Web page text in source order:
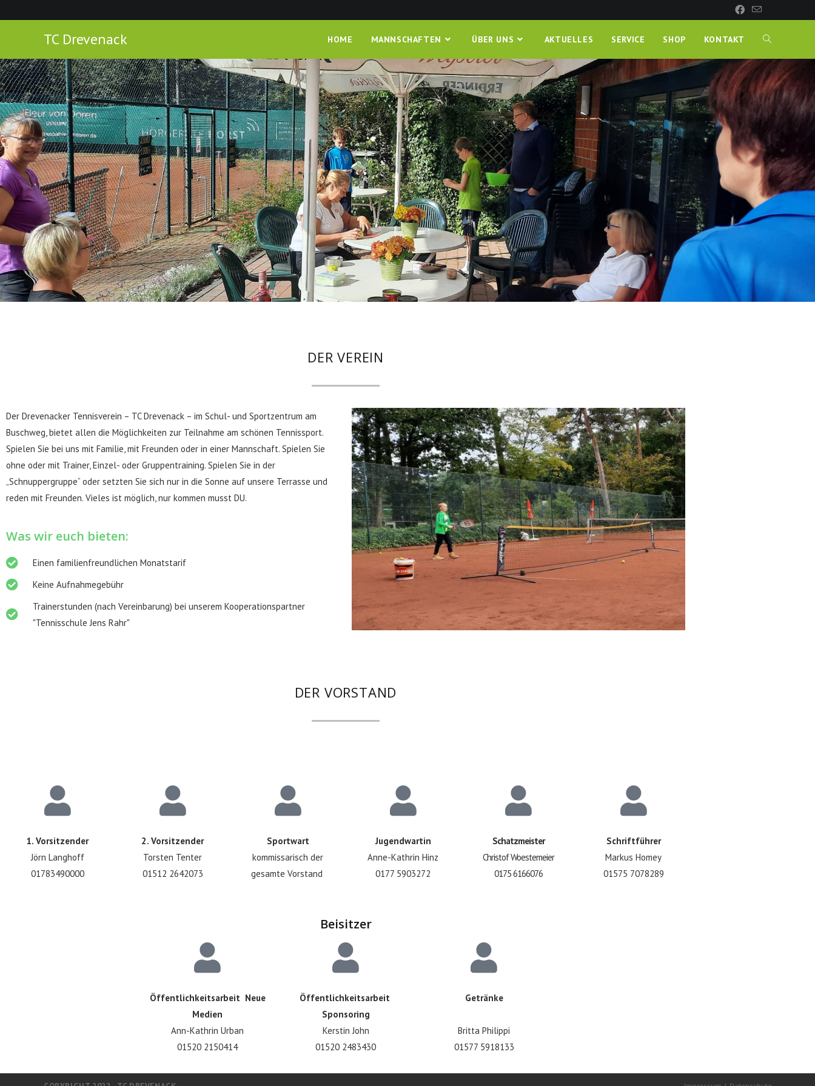
TC Drevenack HOME MANNSCHAFTEN ÜBER UNS AKTUELLES SERVICE SHOP KONTAKT
DER VEREIN
Der Drevenacker Tennisverein – TC Drevenack – im Schul- und Sportzentrum am
Buschweg, bietet allen die Möglichkeiten zur Teilnahme am schönen Tennissport.
Spielen Sie bei uns mit Familie, mit Freunden oder in einer Mannschaft. Spielen Sie
ohne oder mit Trainer, Einzel- oder Gruppentraining. Spielen Sie in der
„Schnuppergruppe“ oder setzten Sie sich nur in die Sonne auf unsere Terrasse und
reden mit Freunden. Vieles ist möglich, nur kommen musst DU.
Was wir euch bieten:
Einen familienfreundlichen Monatstarif
Keine Aufnahmegebühr
Trainerstunden (nach Vereinbarung) bei unserem Kooperationspartner
"Tennisschule Jens Rahr"
DER VORSTAND
1. Vorsitzender
Jörn Langhoff
01783490000
2. Vorsitzender
Torsten Tenter
01512 2642073
Sportwart
kommissarisch der
gesamte Vorstand
Jugendwartin
Anne-Kathrin Hinz
0177 5903272
Schatzmeister
Christof Woestemeier
0175 6166076
Schriftführer
Markus Homey
01575 7078289
Beisitzer
Öffentlichkeitsarbeit Neue
Medien
Ann-Kathrin Urban
01520 2150414
Öffentlichkeitsarbeit
Sponsoring
Kerstin John
01520 2483430
Getränke
Britta Philippi
01577 5918133